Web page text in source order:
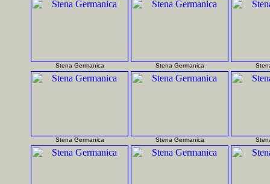
Stena Germanica Stena Germanica
Stena Germanica Stena Germanica